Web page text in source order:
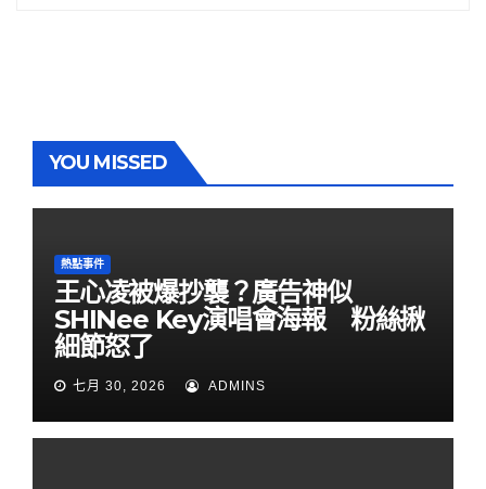
YOU MISSED
熱點事件
王心凌被爆抄襲？廣告神似
SHINee Key演唱會海報 粉絲揪
細節怒了
七月 30, 2026 ADMINS